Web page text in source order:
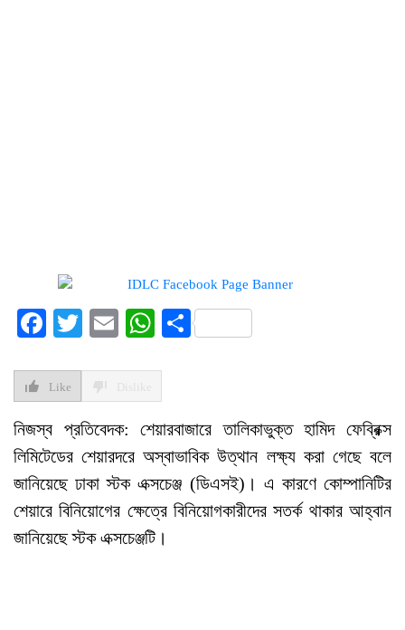
Facebook
TwitterEmailWhatsApp
Share
Like
নিজস্ব প্রতিবেদক: শেয়ারবাজারে তালিকাভুক্ত হামিদ ফেব্রিক্স
লিমিটেডের শেয়ারদরে অস্বাভাবিক উত্থান লক্ষ্য করা গেছে বলে
জানিয়েছে ঢাকা স্টক এক্সচেঞ্জ (ডিএসই)। এ কারণে কোম্পানিটির
শেয়ারে বিনিয়োগের ক্ষেত্রে বিনিয়োগকারীদের সতর্ক থাকার আহ্বান
জানিয়েছে স্টক এক্সচেঞ্জটি।